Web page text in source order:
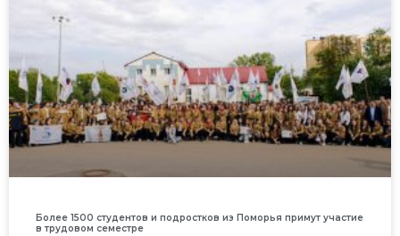
Более 1500 студентов и подростков из Поморья примут участие
в трудовом семестре